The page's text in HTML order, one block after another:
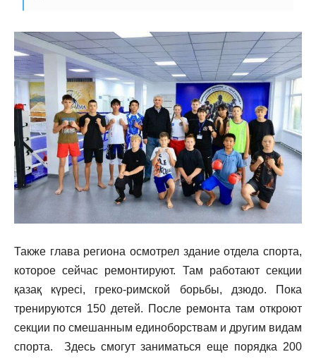
Также глава региона осмотрел здание отдела спорта,
которое сейчас ремонтируют. Там работают секции
қазақ күресі, греко-римской борьбы, дзюдо. Пока
тренируются 150 детей. После ремонта там откроют
секции по смешанным единоборствам и другим видам
спорта. Здесь смогут заниматься еще порядка 200